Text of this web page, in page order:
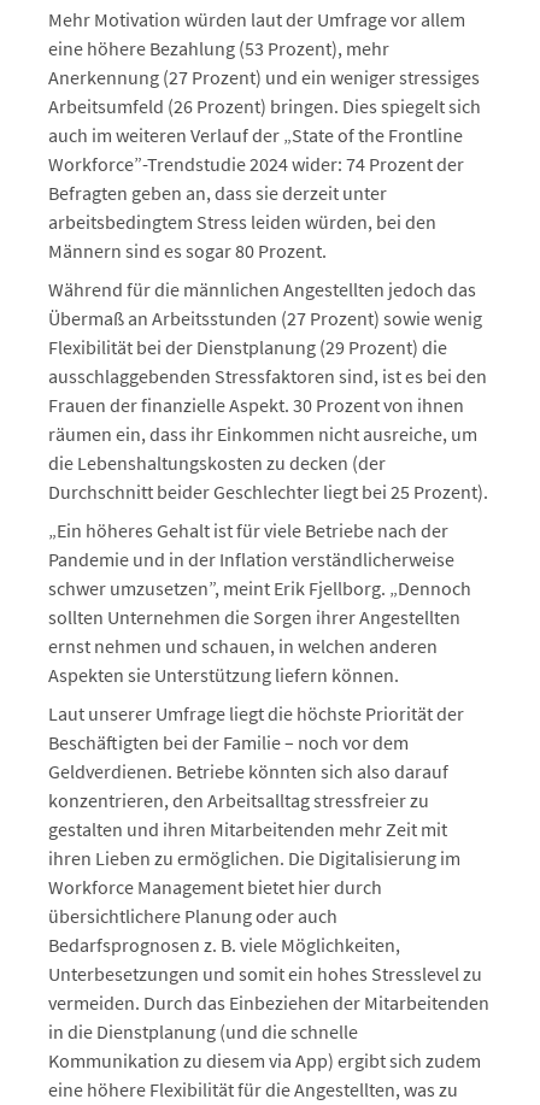
Mehr Motivation würden laut der Umfrage vor allem
eine höhere Bezahlung (53 Prozent), mehr
Anerkennung (27 Prozent) und ein weniger stressiges
Arbeitsumfeld (26 Prozent) bringen. Dies spiegelt sich
auch im weiteren Verlauf der „State of the Frontline
Workforce”-Trendstudie 2024 wider: 74 Prozent der
Befragten geben an, dass sie derzeit unter
arbeitsbedingtem Stress leiden würden, bei den
Männern sind es sogar 80 Prozent.
Während für die männlichen Angestellten jedoch das
Übermaß an Arbeitsstunden (27 Prozent) sowie wenig
Flexibilität bei der Dienstplanung (29 Prozent) die
ausschlaggebenden Stressfaktoren sind, ist es bei den
Frauen der finanzielle Aspekt. 30 Prozent von ihnen
räumen ein, dass ihr Einkommen nicht ausreiche, um
die Lebenshaltungskosten zu decken (der
Durchschnitt beider Geschlechter liegt bei 25 Prozent).
„Ein höheres Gehalt ist für viele Betriebe nach der
Pandemie und in der Inflation verständlicherweise
schwer umzusetzen”, meint Erik Fjellborg. „Dennoch
sollten Unternehmen die Sorgen ihrer Angestellten
ernst nehmen und schauen, in welchen anderen
Aspekten sie Unterstützung liefern können.
Laut unserer Umfrage liegt die höchste Priorität der
Beschäftigten bei der Familie – noch vor dem
Geldverdienen. Betriebe könnten sich also darauf
konzentrieren, den Arbeitsalltag stressfreier zu
gestalten und ihren Mitarbeitenden mehr Zeit mit
ihren Lieben zu ermöglichen. Die Digitalisierung im
Workforce Management bietet hier durch
übersichtlichere Planung oder auch
Bedarfsprognosen z. B. viele Möglichkeiten,
Unterbesetzungen und somit ein hohes Stresslevel zu
vermeiden. Durch das Einbeziehen der Mitarbeitenden
in die Dienstplanung (und die schnelle
Kommunikation zu diesem via App) ergibt sich zudem
eine höhere Flexibilität für die Angestellten, was zu